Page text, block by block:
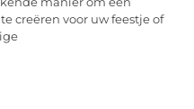
creëren voor uw feestje of